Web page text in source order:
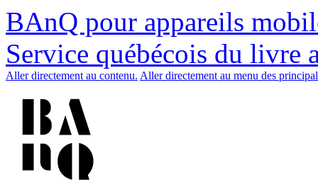
BAnQ pour appareils
Service québécois du livre
Aller directement au contenu. Aller directement au menu des